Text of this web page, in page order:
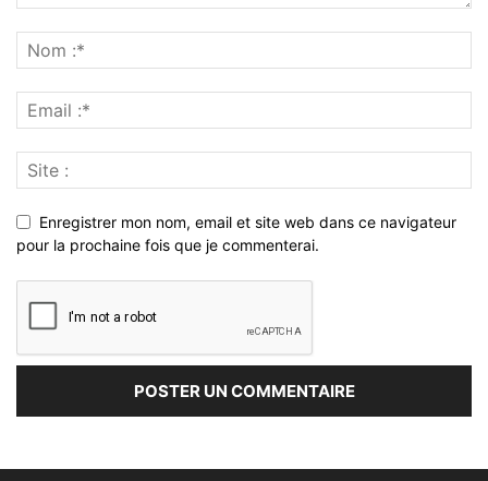
Enregistrer mon nom, email et site web dans ce navigateur
pour la prochaine fois que je commenterai.